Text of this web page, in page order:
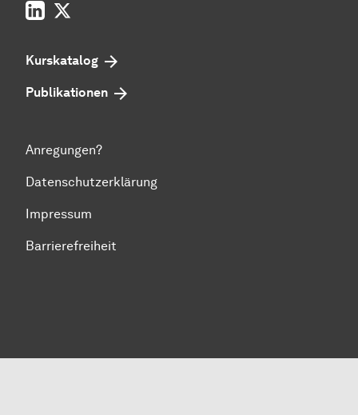
LinkedIn
Kurskatalog
Publikationen
Anregungen?
Datenschutzerklärung
Impressum
Bar­ri­e­re­frei­heit